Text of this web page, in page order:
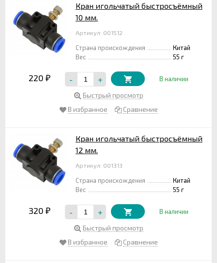
Кран игольчатый быстросъёмный
10 мм.
Артикул: 001512
Страна происхождения
Китай
Вес
55 г
220 ₽ - + В наличии
Быстрый просмотр
В избранное
Сравнение
Кран игольчатый быстросъёмный
12 мм.
Артикул: 001313
Страна происхождения
Китай
Вес
55 г
320 ₽ - + В наличии
Быстрый просмотр
В избранное
Сравнение